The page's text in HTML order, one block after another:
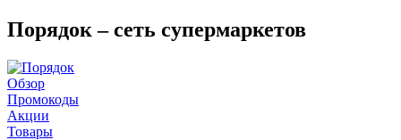
Порядок – сеть супермаркетов
Обзор
Промокоды
Акции
Товары